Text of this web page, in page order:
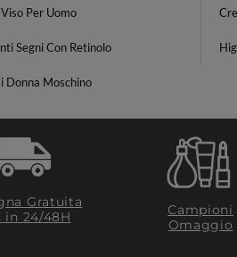
Per Uomo
Segni Con Retinolo
Donna Moschino
Gratuita
in 24/48H
Campioni
Omaggio